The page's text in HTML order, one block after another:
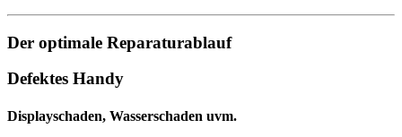
Der optimale Reparaturablauf
Defektes Handy
Displayschaden, Wasserschaden uvm.